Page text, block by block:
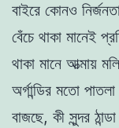
বাইরে কোনও
বেঁচে থাকা মানেই
থাকা মানে আত্মায়
অর্গান্ডির মতো
বাজছে, কী সুন্দর